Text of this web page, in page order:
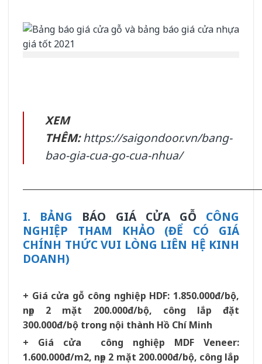
XEM
THÊM: https://saigondoor.vn/bang-
bao-gia-cua-go-cua-nhua/
I. BẢNG BÁO GIÁ CỬA GỖ CÔNG
NGHIỆP THAM KHẢO (ĐỂ CÓ GIÁ
CHÍNH THỨC VUI LÒNG LIÊN HỆ KINH
DOANH)
+ Giá cửa gỗ công nghiệp HDF: 1.850.000đ/bộ,
nẹp 2 mặt 200.000đ/bộ, công lắp đặt
300.000đ/bộ trong nội thành Hồ Chí Minh
+ Giá cửa công nghiệp MDF Veneer:
1.600.000đ/m2, nẹp 2 mặt 200.000đ/bộ, công lắp